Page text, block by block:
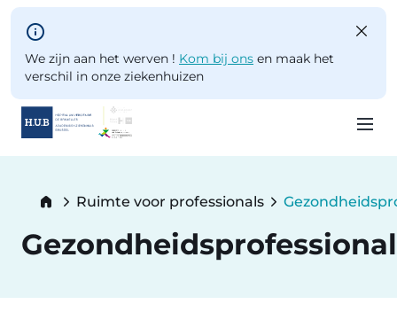
Skip to main content
We zijn aan het werven ! Kom bij ons en maak het
verschil in onze ziekenhuizen
content
Breadcrumb
Ruimte voor professionals